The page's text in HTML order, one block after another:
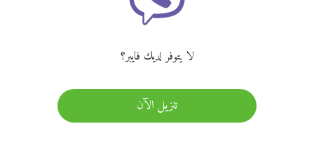
لا يتوفر لديك فايبر؟
تنزيل الآن